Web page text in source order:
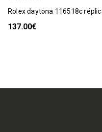
rolex daytona 116518c
137.00€